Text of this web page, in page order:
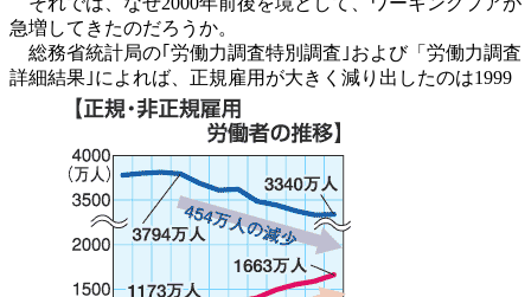
急増してきたのだろうか。
総務省統計局の｢労働力調査特別調査｣および「労働力調査
詳細結果｣によれば、正規雇用が大きく減り出したのは1999